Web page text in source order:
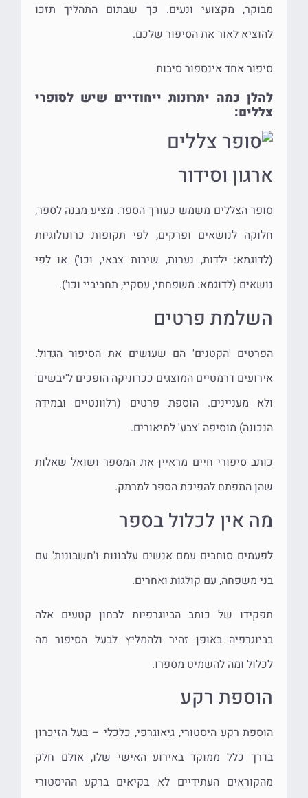
מבוקר, מקצועי ונעים. כך שבתום התהליך תזכו
להוציא לאור את הסיפור שלכם.
סיפור אחד אינספור סיבות
להלן כמה יתרונות ייחודיים שיש לסופרי
צללים:
ארגון וסידור
סופר הצללים משמש כעורך הספר. מציע מבנה לספר,
חלוקה לנושאים ופרקים, לפי תקופות כרונולוגיות
(לדוגמא: ילדות, נערות, שירות צבאי, וכו') או לפי
נושאים (לדוגמא: משפחתי, עסקיי, תחביביי וכו').
השלמת פרטים
הפרטים 'הקטנים' הם שעושים את הסיפור הגדול.
אירועים דרמטיים המוצגים ככרוניקה הופכים ל'יבשים'
ולא מעניינים. הוספת פרטים (רלוונטיים ובמידה
הנכונה) מוסיפה 'צבע' לתיאורים.
כותב סיפורי חיים מראיין את המספר ושואל שאלות
שהן המפתח להפיכת הספר למרתק.
מה אין לכלול בספר
לפעמים סוחבים עמם אנשים עלבונות ו'חשבונות' עם
בני משפחה, עם קולגות ואחרים.
תפקידו של כותב הביוגרפיות לבחון קטעים אלה
בביוגרפיה באופן זהיר ולהמליץ לבעל הסיפור מה
לכלול ומה להשמיט מספרו.
הוספת רקע
הוספת רקע היסטורי, גיאוגרפי, כלכלי – בעל הזיכרון
בדרך כלל ממוקד באירוע האישי שלו, אולם חלק
מהקוראים העתידיים לא בקיאים ברקע ההיסטורי